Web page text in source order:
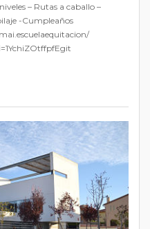
– Rutas a caballo –
-Cumpleaños